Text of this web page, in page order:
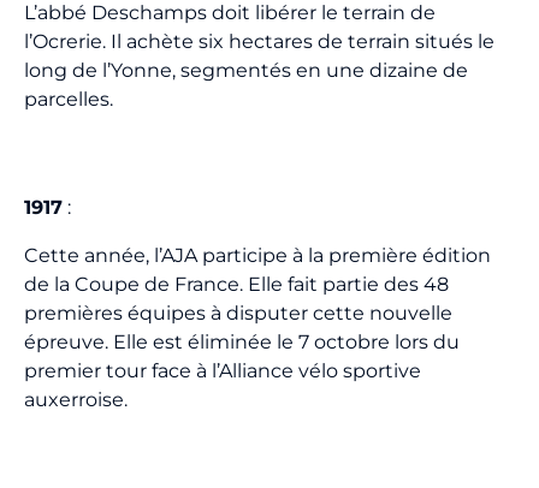
L’abbé Deschamps doit libérer le terrain de
l’Ocrerie. Il achète six hectares de terrain situés le
long de l’Yonne, segmentés en une dizaine de
parcelles.
1917 :
Cette année, l’AJA participe à la première édition
de la Coupe de France. Elle fait partie des 48
premières équipes à disputer cette nouvelle
épreuve. Elle est éliminée le 7 octobre lors du
premier tour face à l’Alliance vélo sportive
auxerroise.